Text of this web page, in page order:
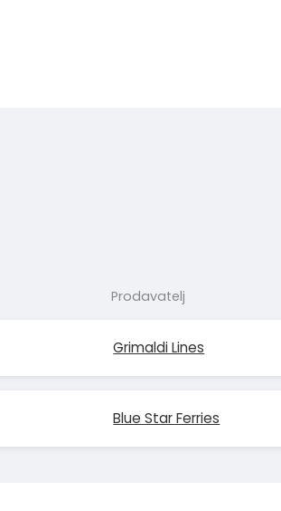
Prodavatelj
Grimaldi Lines
Blue Star Ferries